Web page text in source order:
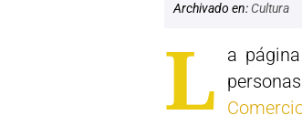
Archivado en: Cultura
L
a